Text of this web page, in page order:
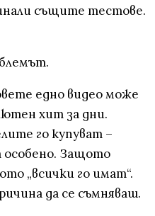
същите тестове.
едно видео може
хит за дни.
го купуват –
особено. Защото
„всички го имат“.
да се съмняваш.